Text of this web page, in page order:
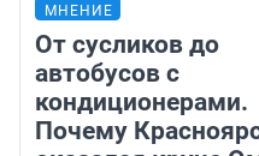
МНЕНИЕ
От сусликов до
автобусов с
кондиционерами.
Почему